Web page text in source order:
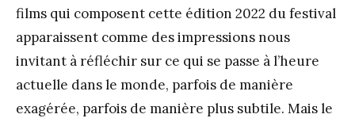
films qui composent cette édition 2022 du festival
apparaissent comme des impressions nous
invitant à réfléchir sur ce qui se passe à l’heure
actuelle dans le monde, parfois de manière
exagérée, parfois de manière plus subtile. Mais le